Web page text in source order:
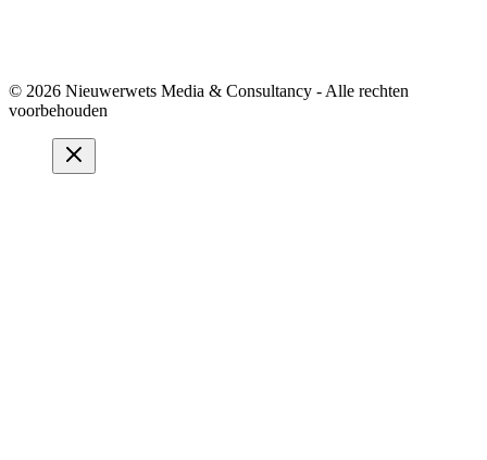
© 2026 Nieuwerwets Media & Consultancy - Alle rechten
voorbehouden